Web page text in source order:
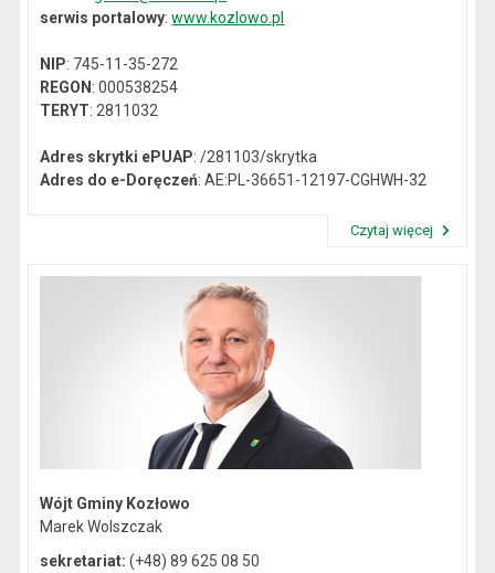
serwis portalowy:www.kozlowo.pl
NIP: 745-11-35-272
REGON: 000538254
TERYT: 2811032
Adres skrytki ePUAP: /281103/skrytka
Adres do e-Doręczeń: AE:PL-36651-12197-CGHWH-32
Czytaj więcej
Wójt Gminy Kozłowo
Marek Wolszczak
sekretariat: (+48) 89 625 08 50